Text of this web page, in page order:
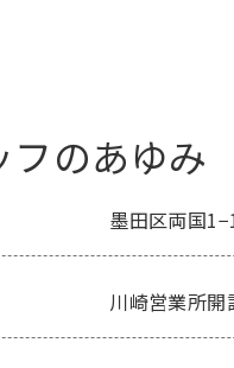
フのあゆみ
墨田区両国
川崎営業所開